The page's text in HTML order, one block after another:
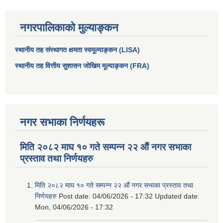
नगरपालिकाको मुल्याङ्कन
स्थानीय तह संस्थागत क्षमता स्वमूल्याङ्कन (LISA)
स्थानीय तह वित्तीय सुशासन जोखिम मूल्याङ्कन (FRA)
नगर सभाका निर्णयहरू
मिति २०८२ माघ १० गते सम्पन्न २२ औं नगर सभाका
प्रस्ताव तथा निर्णयहरु
मिति २०८२ माघ १० गते सम्पन्न २२ औं नगर सभाका प्रस्ताव तथा
निर्णयहरु Post date: 04/06/2026 - 17:32 Updated date:
Mon, 04/06/2026 - 17:32